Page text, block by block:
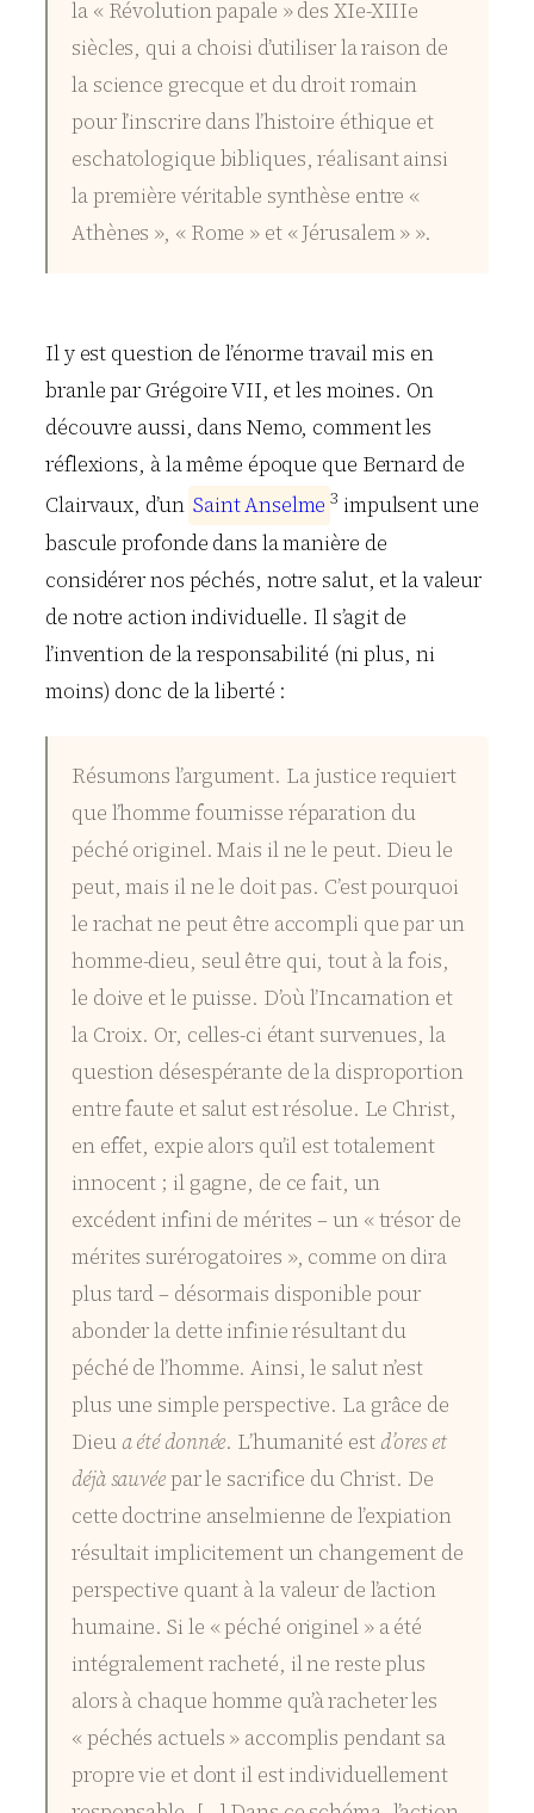
la « Révolution papale » des XIe-XIIIe
siècles, qui a choisi d’utiliser la raison de
la science grecque et du droit romain
pour l’inscrire dans l’histoire éthique et
eschatologique bibliques, réalisant ainsi
la première véritable synthèse entre «
Athènes », « Rome » et « Jérusalem » ».
Il y est question de l’énorme travail mis en
branle par Grégoire VII, et les moines. On
découvre aussi, dans Nemo, comment les
réflexions, à la même époque que Bernard de
Clairvaux, d’un SaintAnselme 3 impulsent une
bascule profonde dans la manière de
considérer nos péchés, notre salut, et la valeur
de notre action individuelle. Il s’agit de
l’invention de la responsabilité (ni plus, ni
moins) donc de la liberté :
Résumons l’argument. La justice requiert
que l’homme fournisse réparation du
péché originel. Mais il ne le peut. Dieu le
peut, mais il ne le doit pas. C’est pourquoi
le rachat ne peut être accompli que par un
homme-dieu, seul être qui, tout à la fois,
le doive et le puisse. D’où l’Incarnation et
la Croix. Or, celles-ci étant survenues, la
question désespérante de la disproportion
entre faute et salut est résolue. Le Christ,
en effet, expie alors qu’il est totalement
innocent ; il gagne, de ce fait, un
excédent infini de mérites – un « trésor de
mérites surérogatoires », comme on dira
plus tard – désormais disponible pour
abonder la dette infinie résultant du
péché de l’homme. Ainsi, le salut n’est
plus une simple perspective. La grâce de
Dieu a été donnée. L’humanité est d’ores et
déjà sauvéepar le sacrifice du Christ. De
cette doctrine anselmienne de l’expiation
résultait implicitement un changement de
perspective quant à la valeur de l’action
humaine. Si le « péché originel » a été
intégralement racheté, il ne reste plus
alors à chaque homme qu’à racheter les
« péchés actuels » accomplis pendant sa
propre vie et dont il est individuellement